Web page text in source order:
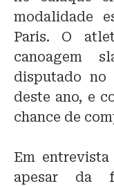
modalidade
Paris. O
canoagem
disputado no
deste ano, e
chance de
Em
apesar da